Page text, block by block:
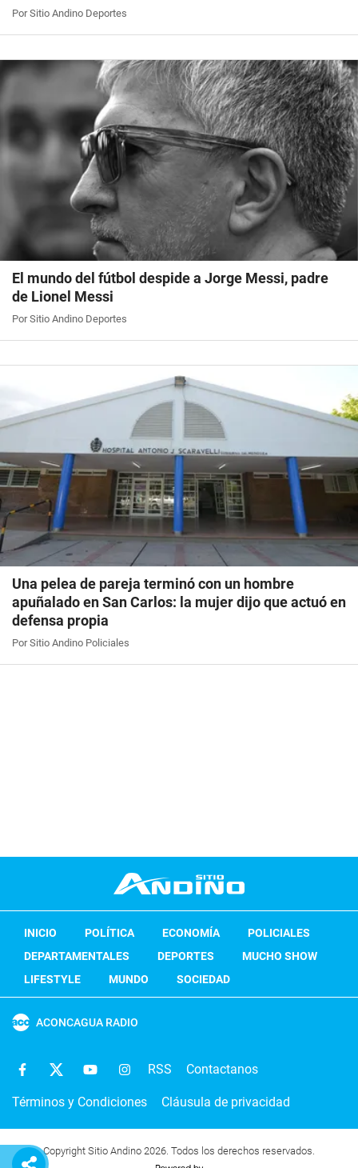
Por Sitio Andino Deportes
El mundo del fútbol despide a Jorge Messi, padre
de Lionel Messi
Por Sitio Andino Deportes
Una pelea de pareja terminó con un hombre
apuñalado en San Carlos: la mujer dijo que actuó en
defensa propia
Por Sitio Andino Policiales
INICIO POLÍTICA ECONOMÍA
POLICIALES
DEPARTAMENTALES
DEPORTES
MUCHO SHOW
LIFESTYLE
MUNDO SOCIEDAD
ACONCAGUA RADIO
RSS Contactanos
Términos y Condiciones Cláusula de privacidad
Copyright Sitio Andino 2026. Todos los derechos reservados.